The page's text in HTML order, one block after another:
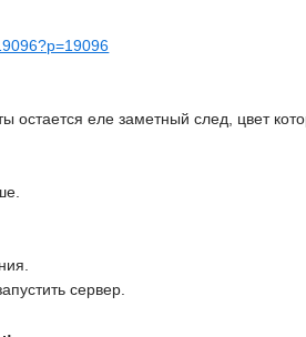
остается еле заметный след, цвет
сервер.